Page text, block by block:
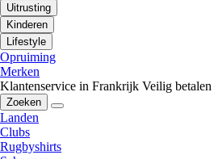
Uitrusting
Kinderen
Lifestyle
Opruiming
Merken
Klantenservice in Frankrijk Veilig betalen
Zoeken
Landen
Clubs
Rugbyshirts